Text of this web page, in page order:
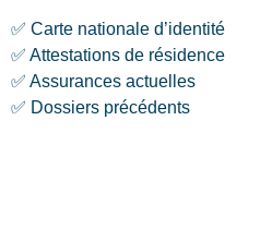
✅ Carte nationale d’identité
✅ Attestations de résidence
✅ Assurances actuelles
✅ Dossiers précédents